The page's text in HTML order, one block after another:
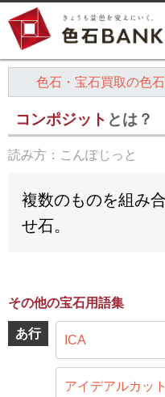
色石・宝石買取の色
コンポジット とは？
読み方： こんぽじっと
複数のものを組み
せ石。
その他の宝石用語集
あ行 ICA
アイデアルカット